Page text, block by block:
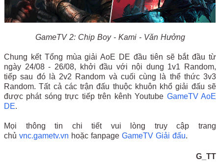
GameTV 2: Chip Boy - Kami - Văn Hưởng
Chung kết Tổng mùa giải AoE DE đầu tiên sẽ bắt đầu từ
ngày 24/08 - 26/08, khởi đầu với nội dung 1v1 Random,
tiếp sau đó là 2v2 Random và cuối cùng là thể thức 3v3
Random. Tất cả các trận đấu thuộc khuôn khổ giải đấu sẽ
được phát sóng trực tiếp trên kênh Youtube GameTV AoE
DE.
Mọi thông tin chi tiết vui lòng truy cập trang
chủ vnc.gametv.vn hoặc fanpage GameTV Giải đấu.
G_TT